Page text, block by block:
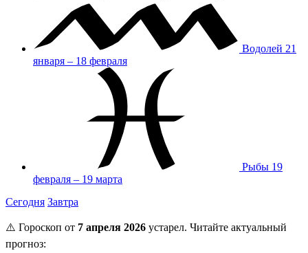
Водолей 21
января – 18 февраля
Рыбы 19
февраля – 19 марта
Сегодня Завтра
⚠️ Гороскоп от 7 апреля 2026 устарел. Читайте актуальный
прогноз: